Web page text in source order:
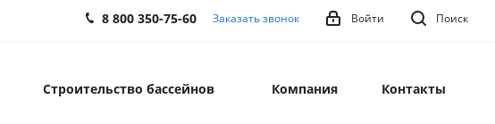
Поиск
Войти
8 800 350-75-60 Заказать звонок
Строительство бассейнов Компания Контакты